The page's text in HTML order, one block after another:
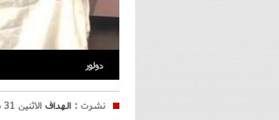
دولور
نشرت : الهداف الاثنين 31 مايو 2021 19:10